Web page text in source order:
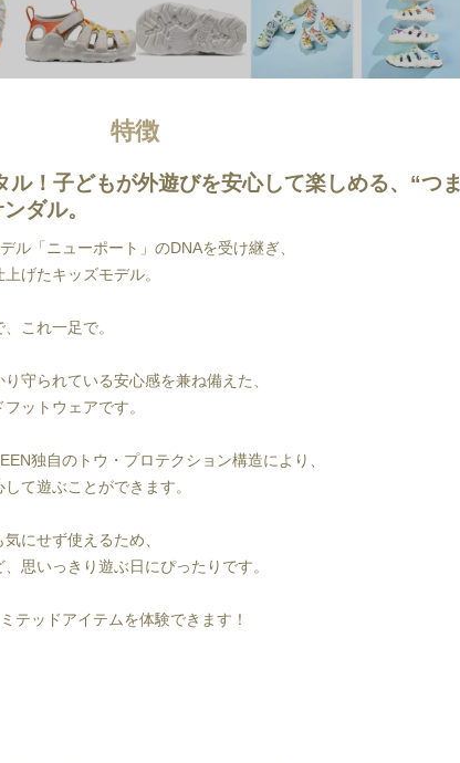
特徴
ル！ 子どもが外遊びを安心して楽しめる、“つま
ダル。
ル「ニューポート」のDNAを受け継ぎ、
げたキッズモデル。
これ一足で。
守られている安心感を兼ね備えた、
ットウェアです。
独自のトウ・プロテクション構造により、
て遊ぶことができます。
にせず使えるため、
思いっきり遊ぶ日にぴったりです。
テッドアイテムを体験できます！